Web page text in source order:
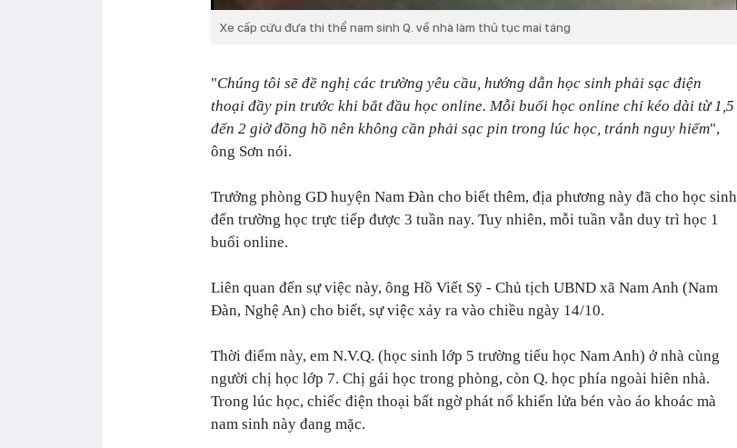
Xe cấp cứu đưa thi thể nam sinh Q. về nhà làm thủ tục mai táng
"Chúng tôi sẽ đề nghị các trường yêu cầu, hướng dẫn học sinh phải sạc điện
thoại đầy pin trước khi bắt đầu học online. Mỗi buổi học online chỉ kéo dài từ 1,5
đến 2 giờ đồng hồ nên không cần phải sạc pin trong lúc học, tránh nguy hiểm",
ông Sơn nói.
Trưởng phòng GD huyện Nam Đàn cho biết thêm, địa phương này đã cho học sinh
đến trường học trực tiếp được 3 tuần nay. Tuy nhiên, mỗi tuần vẫn duy trì học 1
buổi online.
Liên quan đến sự việc này, ông Hồ Viết Sỹ - Chủ tịch UBND xã Nam Anh (Nam
Đàn, Nghệ An) cho biết, sự việc xảy ra vào chiều ngày 14/10.
Thời điểm này, em N.V.Q. (học sinh lớp 5 trường tiểu học Nam Anh) ở nhà cùng
người chị học lớp 7. Chị gái học trong phòng, còn Q. học phía ngoài hiên nhà.
Trong lúc học, chiếc điện thoại bất ngờ phát nổ khiến lửa bén vào áo khoác mà
nam sinh này đang mặc.